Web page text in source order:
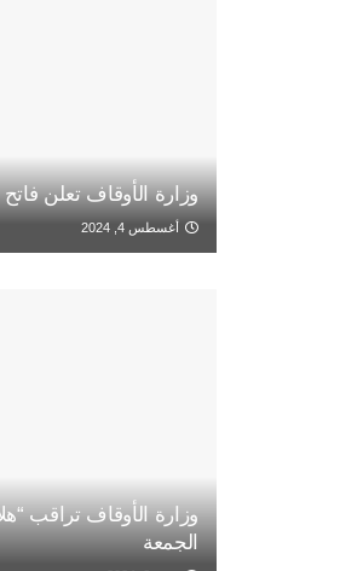
وزارة الأوقاف تعلن فاتح شهر
أغسطس 4, 2024
وزارة الأوقاف تراقب
الجمعة